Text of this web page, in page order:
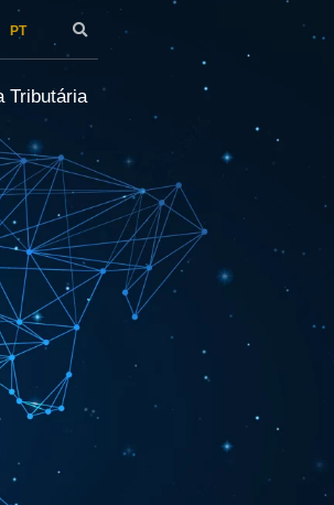
PT
Tributária